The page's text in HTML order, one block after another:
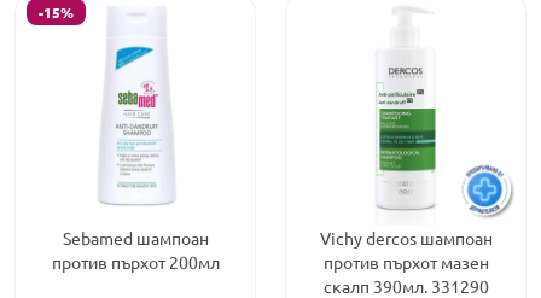
-15%
Sebamed шампоан
против пърхот 200мл
Vichy dercos шампоан
против пърхот мазен
скалп 390мл. 331290